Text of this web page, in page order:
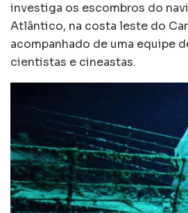
investiga os escombros do
Atlântico, na costa leste do
acompanhado de uma equipe
cientistas e cineastas.